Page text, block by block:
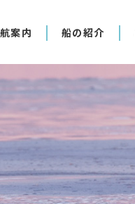
案内 船の紹介